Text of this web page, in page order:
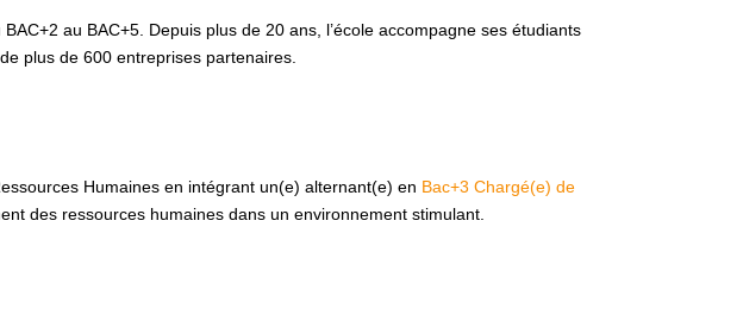
au BAC+5. Depuis plus de 20 ans, l’école accompagne ses étudiants
plus de 600 entreprises partenaires.
Humaines en intégrant un(e) alternant(e) en Bac+3 Chargé(e) de
des ressources humaines dans un environnement stimulant.